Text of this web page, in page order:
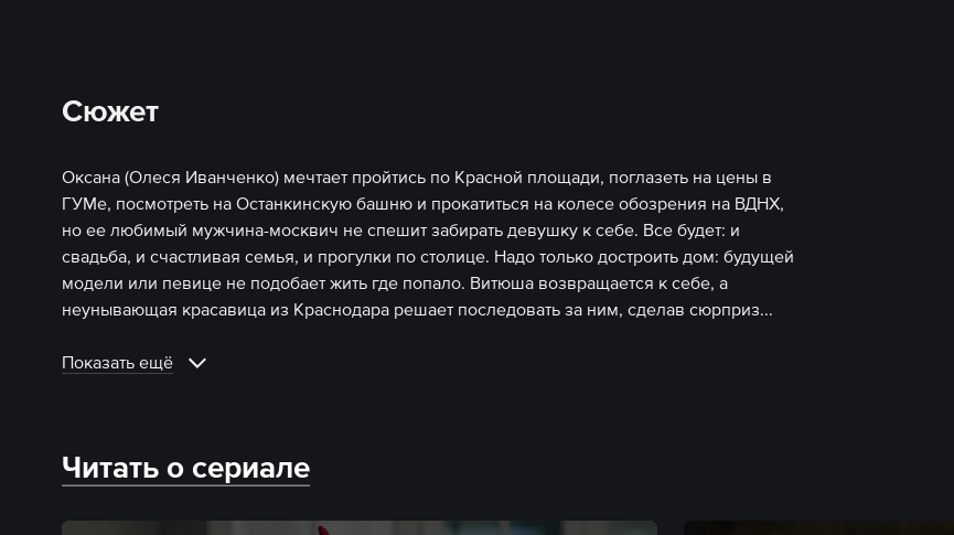
Сюжет
Оксана (Олеся Иванченко) мечтает пройтись по Красной площади, поглазеть на цены в
ГУМе, посмотреть на Останкинскую башню и прокатиться на колесе обозрения на ВДНХ,
но ее любимый мужчина-москвич не спешит забирать девушку к себе. Все будет: и
свадьба, и счастливая семья, и прогулки по столице. Надо только достроить дом: будущей
модели или певице не подобает жить где попало. Витюша возвращается к себе, а
неунывающая красавица из Краснодара решает последовать за ним, сделав сюрприз...
Показать ещё
Читать о сериале